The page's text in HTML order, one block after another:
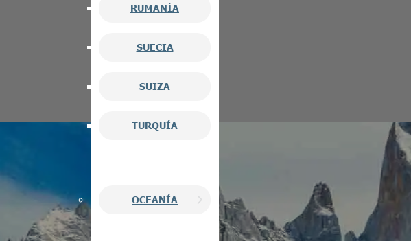
RUMANÍA
SUECIA
SUIZA
TURQUÍA
OCEANÍA